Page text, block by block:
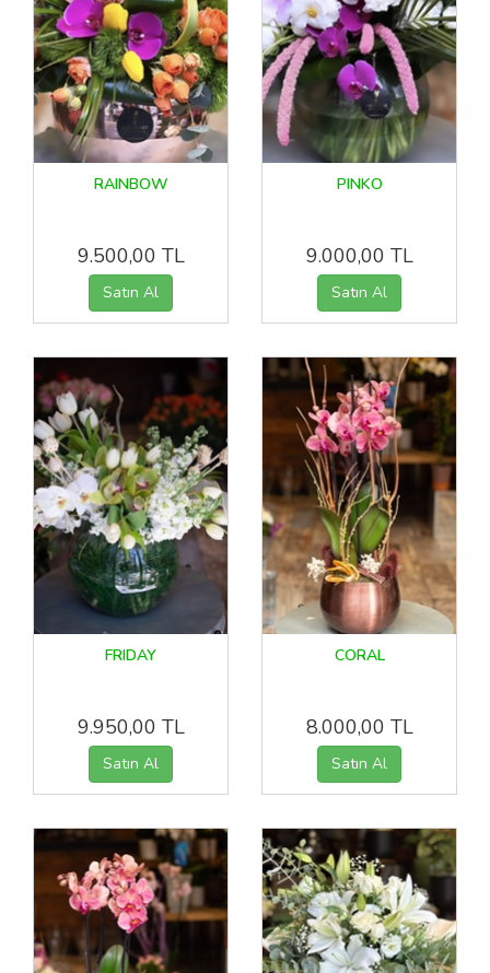
RAINBOW
9.500,00 TL
PINKO
9.000,00 TL
FRIDAY
9.950,00 TL
CORAL
8.000,00 TL